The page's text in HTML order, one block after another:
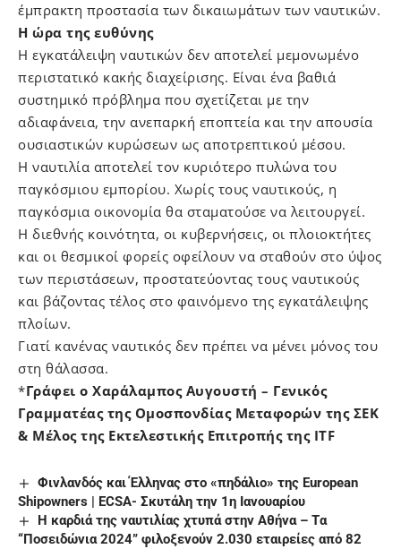
έμπρακτη προστασία των δικαιωμάτων των ναυτικών.
Η ώρα της ευθύνης
Η εγκατάλειψη ναυτικών δεν αποτελεί μεμονωμένο
περιστατικό κακής διαχείρισης. Είναι ένα βαθιά
συστημικό πρόβλημα που σχετίζεται με την
αδιαφάνεια, την ανεπαρκή εποπτεία και την απουσία
ουσιαστικών κυρώσεων ως αποτρεπτικού μέσου.
Η ναυτιλία αποτελεί τον κυριότερο πυλώνα του
παγκόσμιου εμπορίου. Χωρίς τους ναυτικούς, η
παγκόσμια οικονομία θα σταματούσε να λειτουργεί.
Η διεθνής κοινότητα, οι κυβερνήσεις, οι πλοιοκτήτες
και οι θεσμικοί φορείς οφείλουν να σταθούν στο ύψος
των περιστάσεων, προστατεύοντας τους ναυτικούς
και βάζοντας τέλος στο φαινόμενο της εγκατάλειψης
πλοίων.
Γιατί κανένας ναυτικός δεν πρέπει να μένει μόνος του
στη θάλασσα.
*Γράφει ο Χαράλαμπος Αυγουστή – Γενικο΄ς
Γραμματέας της Ομοσπονδίας Μεταφορών της ΣΕΚ
& Μέλος της Εκτελεστικής Επιτροπής της ITF
Φινλανδός και Έλληνας στο «πηδάλιο» της European
Shipowners | ECSA- Σκυτάλη την 1η Ιανουαρίου
Η καρδιά της ναυτιλίας χτυπά στην Αθήνα – Tα
“Ποσειδώνια 2024” φιλοξενούν 2.030 εταιρείες από 82